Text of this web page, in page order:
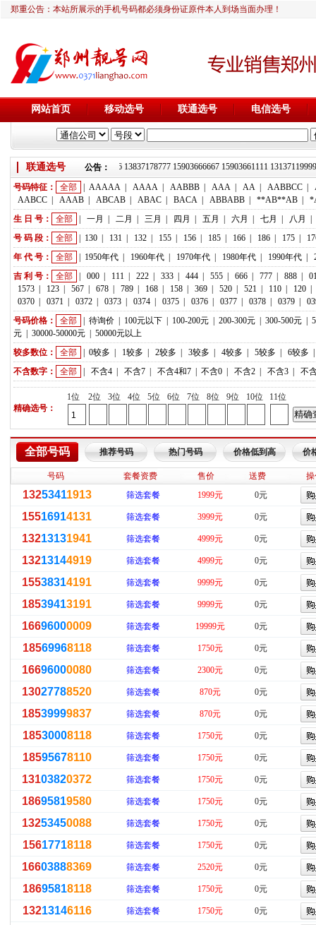
郑重公告：本站所展示的手机号码都必须身份证原件本人到场当面办理！
网站首页 移动选号 联通选号 电信选号
联通选号 公告：
靓号推荐：18236933666 13837178777 15903666667 15903661111
号码特征： 全部 AAAAA AAAA AABBB AAA AA AABBCC
AABCC
AAAB ABCAB ABAC BACA ABBABB **AB**AB
生 日 号：
全部 一月 二月 三月 四月 五月 六月 七月 八月
号 码 段：
全部 130 131 132 155 156 185 166 186 175
年 代 号：
全部 1950年代 1960年代 1970年代 1980年代 1990年代
吉 利 号：
全部 000 111 222 333 444 555 666 777 888
1573
123 567 678 789 168 158 369 520 521 110 120
0370
0371 0372 0373 0374 0375 0376 0377 0378 0379
号码价格：
全部 待询价 100元以下 100-200元 200-300元 300-500元
元
30000-50000元
50000元以上
较多数位：
全部 0较多 1较多 2较多 3较多 4较多 5较多 6较多
不含数字：
全部 不含4 不含7 不含4和7 不含0 不含2 不含3 不
精确选号：
1位 2位 3位 4位 5位 6位 7位 8位 9位 10位 11位
全部号码 推荐号码 热门号码 价格低到高 价
号码 套餐资费 售价 送费
13253411913 筛选套餐 1999元 0元
15516914131 筛选套餐 3999元 0元
13213131941 筛选套餐 4999元 0元
13213144919 筛选套餐 4999元 0元
15538314191 筛选套餐 9999元 0元
18539413191 筛选套餐 9999元 0元
16696000009 筛选套餐 19999元 0元
18569968118 筛选套餐 1750元 0元
16696000080 筛选套餐 2300元 0元
13027788520 筛选套餐 870元 0元
18539999837 筛选套餐 870元 0元
18530008118 筛选套餐 1750元 0元
18595678110 筛选套餐 1750元 0元
13103820372 筛选套餐 1750元 0元
18695819580 筛选套餐 1750元 0元
13253450088 筛选套餐 1750元 0元
15617718118 筛选套餐 1750元 0元
16603888369 筛选套餐 2520元 0元
18695818118 筛选套餐 1750元 0元
13213146116 筛选套餐 1750元 0元